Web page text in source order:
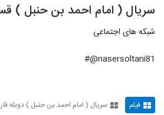
سریال ( امام احمد بن حنبل )
شبکه های اجتماعی
nasersoltani81@#
فیلم سریال ( امام احمد بن حنبل ) دوبله